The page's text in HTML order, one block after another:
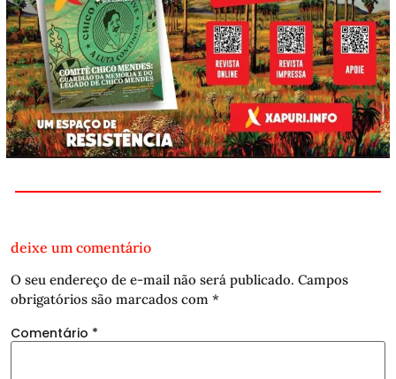
deixe um comentário
O seu endereço de e-mail não será publicado. Campos
obrigatórios são marcados com *
Comentário *